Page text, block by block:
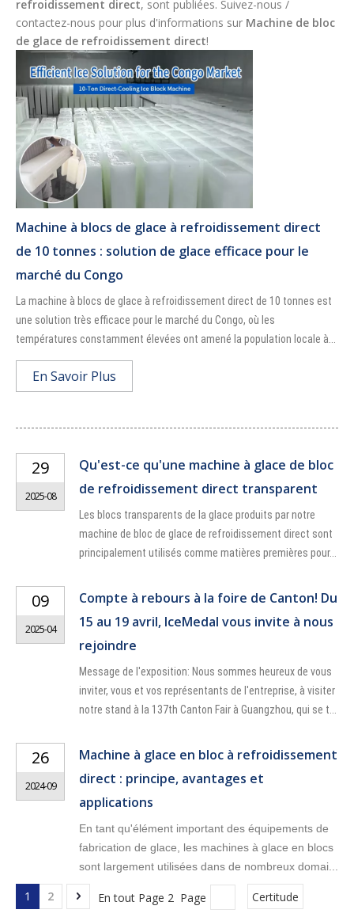
refroidissement direct, sont publiées. Suivez-nous /
contactez-nous pour plus d'informations sur Machine de bloc
de glace de refroidissement direct!
Machine à blocs de glace à refroidissement direct
de 10 tonnes : solution de glace efficace pour le
marché du Congo
La machine à blocs de glace à refroidissement direct de 10 tonnes est
une solution très efficace pour le marché du Congo, où les
températures constamment élevées ont amené la population locale à...
En Savoir Plus
29
2025-08
Qu'est-ce qu'une machine à glace de bloc
de refroidissement direct transparent
Les blocs transparents de la glace produits par notre
machine de bloc de glace de refroidissement direct sont
principalement utilisés comme matières premières pour...
09
2025-04
Compte à rebours à la foire de Canton! Du
15 au 19 avril, IceMedal vous invite à nous
rejoindre
Message de l'exposition: Nous sommes heureux de vous
inviter, vous et vos représentants de l'entreprise, à visiter
notre stand à la 137th Canton Fair à Guangzhou, qui se t...
26
2024-09
Machine à glace en bloc à refroidissement
direct : principe, avantages et
applications
En tant qu'élément important des équipements de
fabrication de glace, les machines à glace en blocs
sont largement utilisées dans de nombreux domai...
1 2 En tout Page 2 Page Certitude